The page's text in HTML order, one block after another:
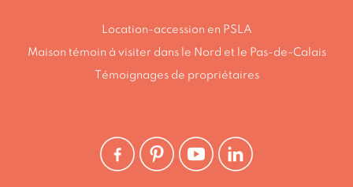
Location-accession en PSLA
Maison témoin à visiter dans le Nord et le Pas-de-Calais
Témoignages de propriétaires